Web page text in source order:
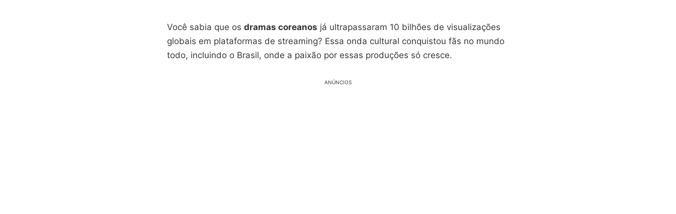
Você sabia que os dramas coreanos já ultrapassaram 10 bilhões de visualizações
globais em plataformas de streaming? Essa onda cultural conquistou fãs no mundo
todo, incluindo o Brasil, onde a paixão por essas produções só cresce.
ANÚNCIOS